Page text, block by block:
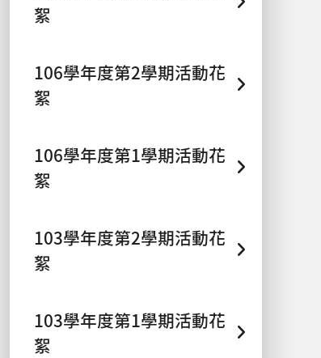
絮
106學年度第2學期活動花
絮
106學年度第1學期活動花
絮
103學年度第2學期活動花
絮
103學年度第1學期活動花
絮